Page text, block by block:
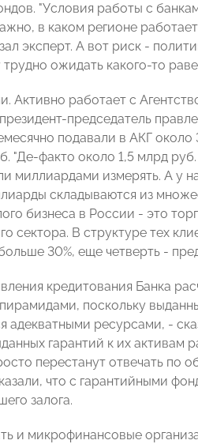
"Условия работы с
в каком регионе
эксперт. А вот риск -
ожидать какого-то
Активно работает с
председатель
подавали в АКГ около
"Де-факто около 1,5 млрд
миллиардами измерять. А у
складываются из
бизнеса в России - это
сектора. В структуре тех
30%, еще четверть -
кредитования Банка
поскольку
адекватными ресурсами, -
гарантий к их активам
перестанут отвечать по
что с гарантийными
залога.
и микрофинансовые